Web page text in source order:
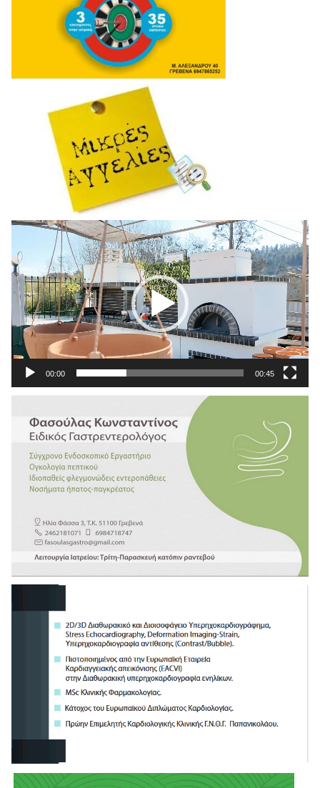
Πρόγραμμα
Αναπαραγωγής
Βίντεο
00:00 00:45